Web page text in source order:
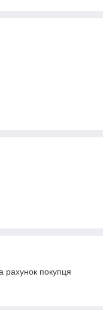
рахунок покупця